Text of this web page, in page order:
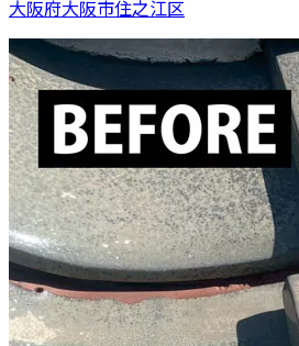
大阪府大阪市住之江区